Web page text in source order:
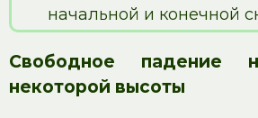
начальной и конечной
Свободное
некоторой высоты